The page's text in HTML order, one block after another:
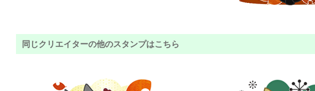
同じクリエイターの他のスタンプはこちら